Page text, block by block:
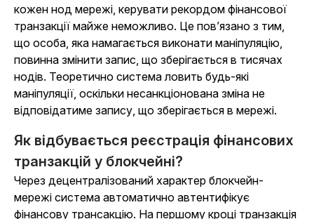
кожен нод мережі, керувати рекордом фінансової
транзакції майже неможливо. Це пов’язано з тим,
що особа, яка намагається виконати маніпуляцію,
повинна змінити запис, що зберігається в тисячах
нодів. Теоретично система ловить будь-які
маніпуляції, оскільки несанкціонована зміна не
відповідатиме запису, що зберігається в мережі.
Як відбувається реєстрація фінансових
транзакцій у блокчейні?
Через децентралізований характер блокчейн-
мережі система автоматично автентифікує
фінансову трансакцію. На першому кроці транзакція